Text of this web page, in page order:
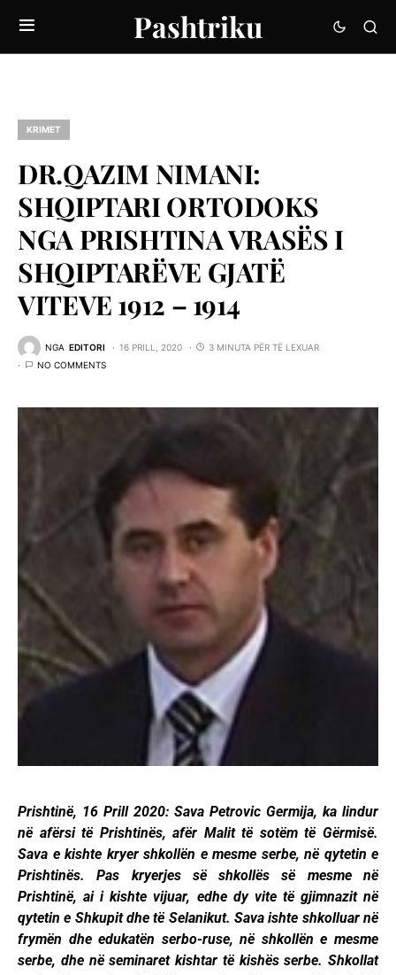
Pashtriku
KRIMET
DR.QAZIM NIMANI:
SHQIPTARI ORTODOKS
NGA PRISHTINA VRASËS I
SHQIPTARËVE GJATË
VITEVE 1912 – 1914
NGA EDITORI 16 PRILL, 2020
3 MINUTA PËR TË LEXUAR
NO COMMENTS
Prishtinë, 16 Prill 2020: Sava Petrovic Germija, ka lindur
në afërsi të Prishtinës, afër Malit të sotëm të Gërmisë.
Sava e kishte kryer shkollën e mesme serbe, në qytetin e
Prishtinës. Pas kryerjes së shkollës së mesme në
Prishtinë, ai i kishte vijuar, edhe dy vite të gjimnazit në
qytetin e Shkupit dhe të Selanikut. Sava ishte shkolluar në
frymën dhe edukatën serbo-ruse, në shkollën e mesme
serbe, dhe në seminaret kishtar të kishës serbe. Shkollat